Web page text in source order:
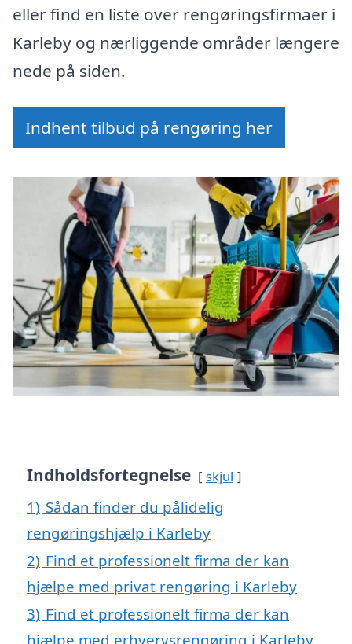
eller find en liste over rengøringsfirmaer i
Karleby og nærliggende områder længere
nede på siden.
Indhent tilbud på rengøring her
Indholdsfortegnelse skjul
1) Sådan finder du pålidelig
rengøringshjælp i Karleby
2) Find et professionelt firma der kan
hjælpe med privat rengøring i Karleby
3) Find et professionelt firma der kan
hjælpe med erhvervsrengøring i Karleby